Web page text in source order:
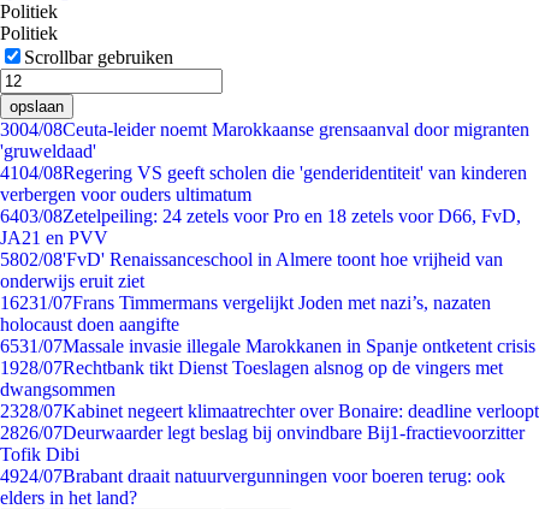
Politiek
Politiek
Scrollbar gebruiken
opslaan
3004/08Ceuta-leider noemt Marokkaanse grensaanval door migranten
'gruweldaad'
4104/08Regering VS geeft scholen die 'genderidentiteit' van kinderen
verbergen voor ouders ultimatum
6403/08Zetelpeiling: 24 zetels voor Pro en 18 zetels voor D66, FvD,
JA21 en PVV
5802/08'FvD' Renaissanceschool in Almere toont hoe vrijheid van
onderwijs eruit ziet
16231/07Frans Timmermans vergelijkt Joden met nazi’s, nazaten
holocaust doen aangifte
6531/07Massale invasie illegale Marokkanen in Spanje ontketent crisis
1928/07Rechtbank tikt Dienst Toeslagen alsnog op de vingers met
dwangsommen
2328/07Kabinet negeert klimaatrechter over Bonaire: deadline verloopt
2826/07Deurwaarder legt beslag bij onvindbare Bij1-fractievoorzitter
Tofik Dibi
4924/07Brabant draait natuurvergunningen voor boeren terug: ook
elders in het land?